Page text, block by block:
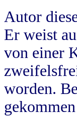
Autor
Er weist
von einer
worden.